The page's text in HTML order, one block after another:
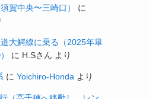
賀中央〜三崎口）
に
大鰐線に乗る（2025年皐
に H.Sさん より
に Yoichiro-Honda より